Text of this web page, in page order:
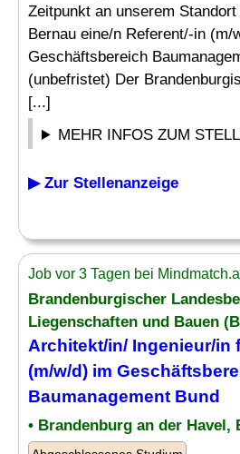
Zeitpunkt an unserem
Bernau eine/n Referent/-in (m/
Geschäftsbereich
(unbefristet) Der
[...]
MEHR INFOS ZUM
▶ Zur Stellenanzeige
Job vor 3 Tagen bei
Brandenburgischer
Liegenschaften und Bauen
Architekt/in/ Ingenieur/in
(m/w/d) im
Baumanagement Bund
• Brandenburg an der Havel,